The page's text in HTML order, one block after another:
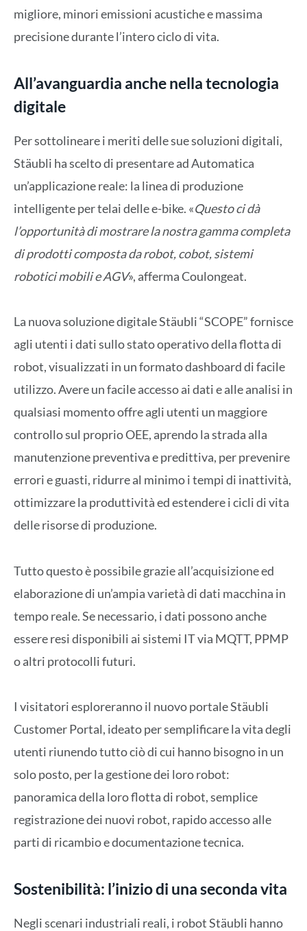
migliore, minori emissioni acustiche e massima
precisione durante l’intero ciclo di vita.
All’avanguardia anche nella tecnologia
digitale
Per sottolineare i meriti delle sue soluzioni digitali,
Stäubli ha scelto di presentare ad Automatica
un’applicazione reale: la linea di produzione
intelligente per telai delle e-bike. «Questo ci dà
l’opportunità di mostrare la nostra gamma completa
di prodotti composta da robot, cobot, sistemi
robotici mobili e AGV», afferma Coulongeat.
La nuova soluzione digitale Stäubli “SCOPE” fornisce
agli utenti i dati sullo stato operativo della flotta di
robot, visualizzati in un formato dashboard di facile
utilizzo. Avere un facile accesso ai dati e alle analisi in
qualsiasi momento offre agli utenti un maggiore
controllo sul proprio OEE, aprendo la strada alla
manutenzione preventiva e predittiva, per prevenire
errori e guasti, ridurre al minimo i tempi di inattività,
ottimizzare la produttività ed estendere i cicli di vita
delle risorse di produzione.
Tutto questo è possibile grazie all’acquisizione ed
elaborazione di un’ampia varietà di dati macchina in
tempo reale. Se necessario, i dati possono anche
essere resi disponibili ai sistemi IT via MQTT, PPMP
o altri protocolli futuri.
I visitatori esploreranno il nuovo portale Stäubli
Customer Portal, ideato per semplificare la vita degli
utenti riunendo tutto ciò di cui hanno bisogno in un
solo posto, per la gestione dei loro robot:
panoramica della loro flotta di robot, semplice
registrazione dei nuovi robot, rapido accesso alle
parti di ricambio e documentazione tecnica.
Sostenibilità: l’inizio di una seconda vita
Negli scenari industriali reali, i robot Stäubli hanno